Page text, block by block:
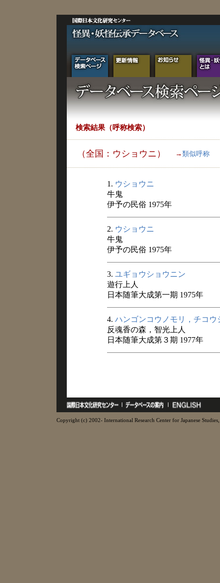
検索結果（呼称検索）
（全国：ウショウニ） → 類似呼称
1. ウショウニ
牛鬼
伊予の民俗 1975年
2. ウショウニ
牛鬼
伊予の民俗 1975年
3. ユギョウショウニン
遊行上人
日本随筆大成第一期 1975年
4. ハンゴンコウノモリ，チコウ
反魂香の森，智光上人
日本随筆大成第３期 1977年
Copyright (c) 2002- International Research Center for Japanese